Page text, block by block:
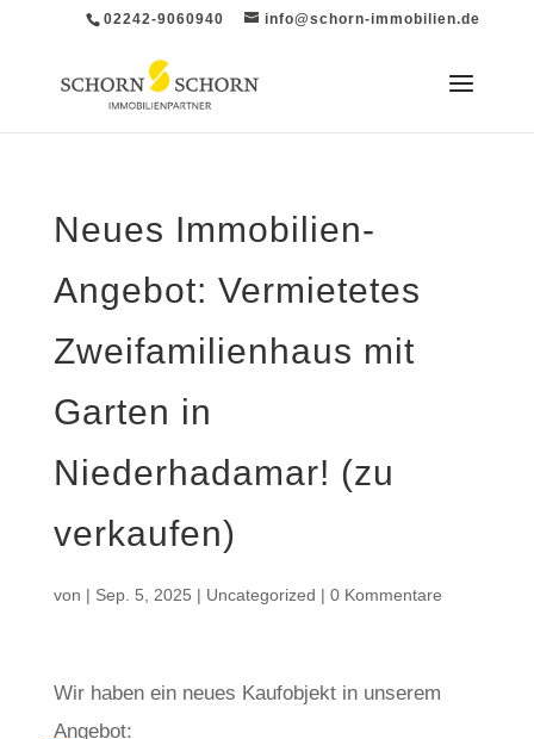
02242-9060940 info@schorn-immobilien.de
Neues Immobilien-
Angebot: Vermietetes
Zweifamilienhaus mit
Garten in
Niederhadamar! (zu
verkaufen)
von | Sep. 5, 2025 | Uncategorized | 0 Kommentare
Wir haben ein neues Kaufobjekt in unserem
Angebot: